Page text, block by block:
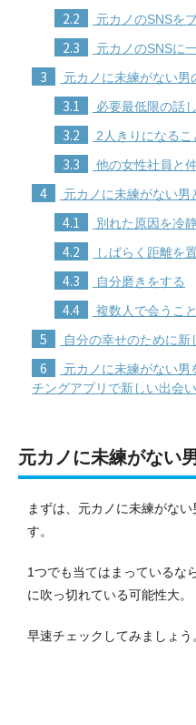
2.2 元カノのSNSを
2.3 元カノのSNSに
3 元カノに未練がない男
3.1 必要最低限の話
3.2 2人きりになる
3.3 他の女性社員と
4 元カノに未練がない男
4.1 別れた原因を冷
4.2 しばらく距離を
4.3 自分磨きをする
4.4 複数人で会うこ
5 自分の幸せのために新
6
元カノに未練がない男
チングアプリで新しい出会
元カノに未練がない
まずは、元カノに未練がな
す。
1つでも当てはまっているな
に吹っ切れている可能性大。
早速チェックしてみましょう